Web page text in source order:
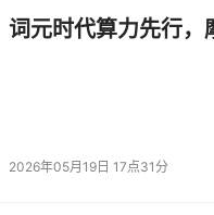
，特点是近计算侧，可
的存储能力，它支持多
，可以分级，可分好几
倍之间。
词元时代算力先行，
2026年05月19日 17点31分